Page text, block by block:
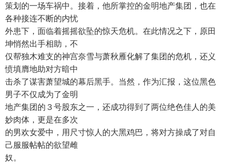
策划的一场车祸中。接着，他所掌控的金明地产集团，也在
各种接连不断的内忧
外患下，面临着摇摇欲坠的惊天危机。在此情况之下，原田
坤悄然出手相助，不
仅帮独木难支的神宫奈雪与萧秋雁化解了集团的危机，还义
愤填膺地助对方暗中
击杀了谋害萧望城的幕后黑手。当然，作为汇报，这位黑色
男子不仅成为了金明
地产集团的３号股东之一，还成功得到了两位绝色佳人的美
妙肉体，更是在多次
的男欢女爱中，用尺寸惊人的大黑鸡巴，将对方操成了对自
己服服帖帖的欲望雌
奴。